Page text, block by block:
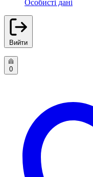
Особисті дані
Вийти
0